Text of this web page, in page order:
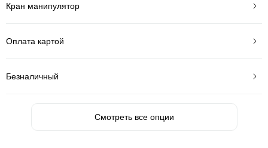
Кран манипулятор
Оплата картой
Безналичный
Смотреть все опции